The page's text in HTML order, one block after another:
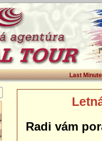
Last Minute
Radi vám